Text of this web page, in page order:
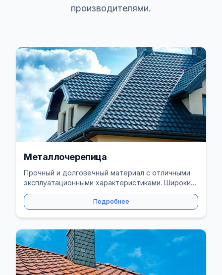
производителями.
Металлочерепица
Прочный и долговечный материал с отличными
эксплуатационными характеристиками. Широкий
выбор цветов и профилей.
Подробнее